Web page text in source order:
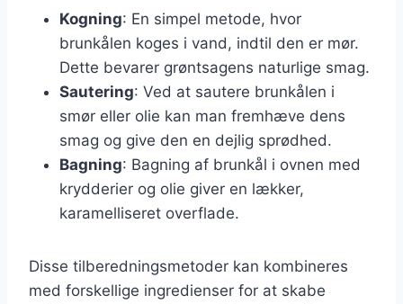
Kogning: En simpel metode, hvor
brunkålen koges i vand, indtil den er mør.
Dette bevarer grøntsagens naturlige smag.
Sautering: Ved at sautere brunkålen i
smør eller olie kan man fremhæve dens
smag og give den en dejlig sprødhed.
Bagning: Bagning af brunkål i ovnen med
krydderier og olie giver en lækker,
karamelliseret overflade.
Disse tilberedningsmetoder kan kombineres
med forskellige ingredienser for at skabe